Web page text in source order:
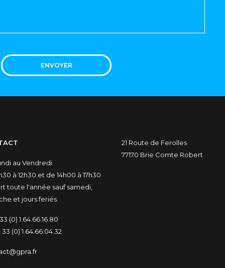
ENVOYER
au Vendredi
à 12h30 et de 14h00 à 17h30
toute l'année sauf samedi,
et jours feriés.
(0) 1.64.66.16.80
33 (0) 1.64.66.04.32
21 Route de Ferolles
77170 Brie Comte Robert